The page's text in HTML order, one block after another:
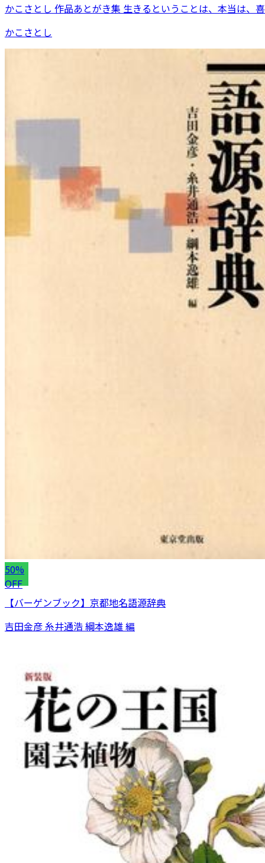
かこさとし 作品あとがき集 生きるということは、本当は、
かこさとし
50%
OFF
【バーゲンブック】京都地名語源辞典
吉田金彦 糸井通浩 綱本逸雄 編